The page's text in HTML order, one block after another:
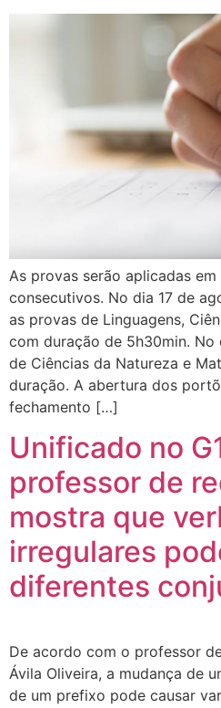
As provas serão aplicadas
consecutivos. No dia 17 de
as provas de Linguagens,
com duração de 5h30min. No
de Ciências da Natureza e
duração. A abertura dos
fechamento […]
Unificado no
professor de
mostra que
irregulares
diferentes
De acordo com o professor
Ávila Oliveira, a mudança de
de um prefixo pode causar